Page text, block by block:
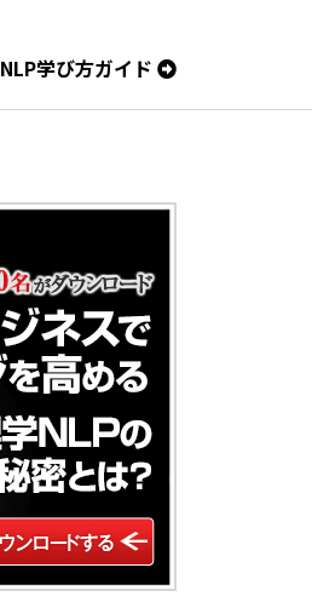
NLP学び方ガイド